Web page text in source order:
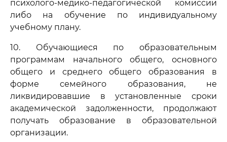
психолого-медико-педагогической комиссии
либо на обучение по индивидуальному
учебному плану.
10. Обучающиеся по образовательным
программам начального общего, основного
общего и среднего общего образования в
форме семейного образования, не
ликвидировавшие в установленные сроки
академической задолженности, продолжают
получать образование в образовательной
организации.